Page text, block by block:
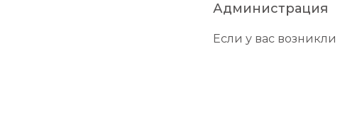
Администрация
Если у вас возникли